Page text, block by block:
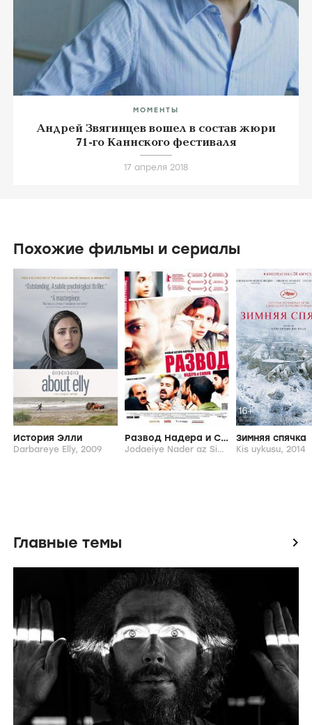
МОМЕНТЫ
Андрей Звягинцев вошел в состав жюри
71-го Каннского фестиваля
17 апреля 2018
Похожие фильмы и сериалы
История Элли
Darbareye Elly, 2009
Развод Надера и Симин
Jodaeiye Nader az Simin, 2011
Зимняя спячка
Kis uykusu, 2014
Главные темы icon